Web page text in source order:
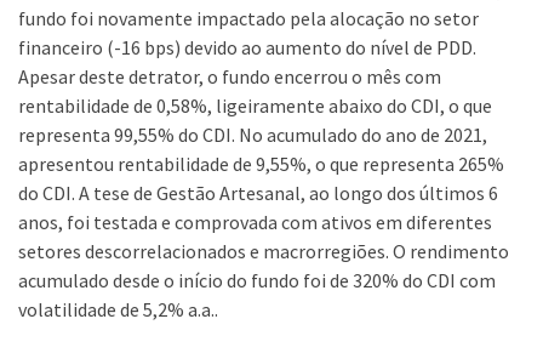
fundo foi novamente impactado pela alocação no setor
financeiro (-16 bps) devido ao aumento do nível de PDD.
Apesar deste detrator, o fundo encerrou o mês com
rentabilidade de 0,58%, ligeiramente abaixo do CDI, o que
representa 99,55% do CDI. No acumulado do ano de 2021,
apresentou rentabilidade de 9,55%, o que representa 265%
do CDI. A tese de Gestão Artesanal, ao longo dos últimos 6
anos, foi testada e comprovada com ativos em diferentes
setores descorrelacionados e macrorregiões. O rendimento
acumulado desde o início do fundo foi de 320% do CDI com
volatilidade de 5,2% a.a..